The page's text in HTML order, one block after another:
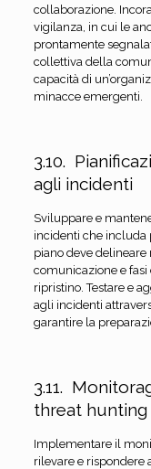
collaborazione.
vigilanza, in cui le
prontamente
collettiva della
capacità di
minacce emergenti.
3.10.
agli incidenti
Sviluppare e
incidenti che includa
piano deve
comunicazione e
ripristino. Testare e
agli incidenti
garantire la
3.11.
threat hunting
Implementare il
rilevare e rispondere